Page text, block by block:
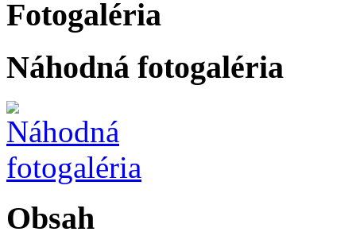
Fotogaléria
Náhodná fotogaléria
Obsah